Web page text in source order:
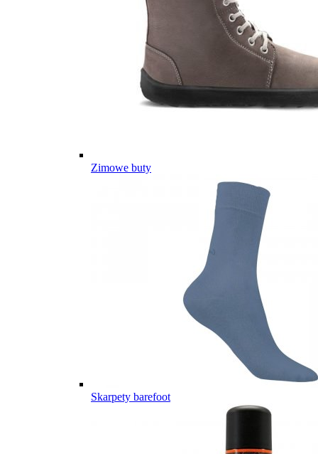
Zimowe buty
Skarpety barefoot